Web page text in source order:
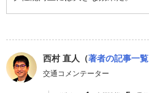
西村 直人（著者の記事一覧
交通コメンテーター